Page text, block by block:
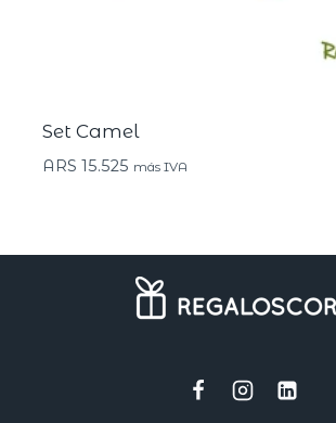
Set Camel
ARS 15.525 más IVA